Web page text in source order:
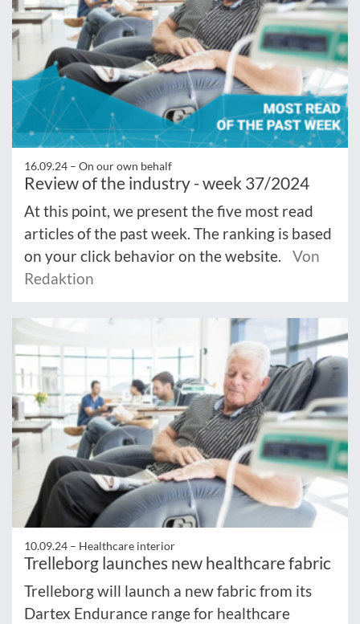
16.09.24 – On our own behalf
Review of the industry - week 37/2024
At this point, we present the five most read
articles of the past week. The ranking is based
on your click behavior on the website.
Von
Redaktion
10.09.24 – Healthcare interior
Trelleborg launches new healthcare fabric
Trelleborg will launch a new fabric from its
Dartex Endurance range for healthcare